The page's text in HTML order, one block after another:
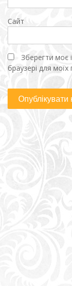
Сайт
Зберегти моє
браузері для